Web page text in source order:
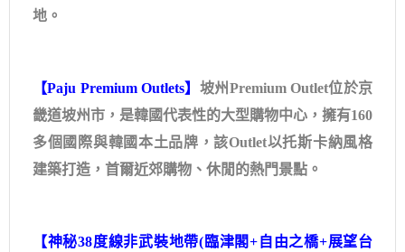
地。
【Paju Premium Outlets】 坡州Premium Outlet位於京
畿道坡州市，是韓國代表性的大型購物中心，擁有160
多個國際與韓國本土品牌，該Outlet以托斯卡納風格
建築打造，首爾近郊購物、休閒的熱門景點。
【神秘38度線非武裝地帶(臨津閣+自由之橋+展望台